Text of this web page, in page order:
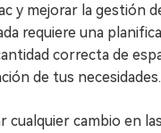
y mejorar la gestión
requiere una
correcta de
de tus necesidades.
cualquier cambio en